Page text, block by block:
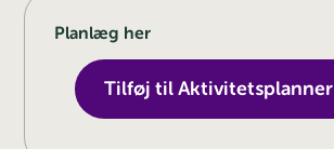
Planlæg her
Tilføj til Aktivitetsplanner